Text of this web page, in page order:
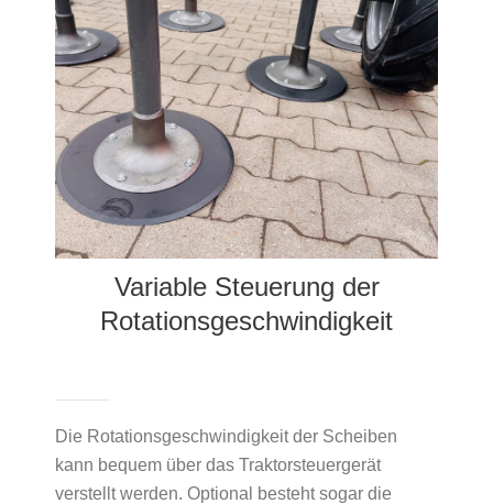
Variable Steuerung der
Rotationsgeschwindigkeit
Die Rotationsgeschwindigkeit der Scheiben
kann bequem über das Traktorsteuergerät
verstellt werden. Optional besteht sogar die